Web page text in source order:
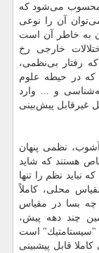
محسوب می‌شود كه
آن را نوعی
به خاطر آن است
خارجی رخ
رفتار بی‌نظمی،
كه در حیطه علوم
و ... وارد
غیرقابل پیش‌بینی
نظمی پنهان
هستند كه شاید
نباید نظم را تنها
محلی، كاملاً
چه بسا در مقیاس
چند دهه پیش،
"سیستامتیك" است
قابل پیشبینی